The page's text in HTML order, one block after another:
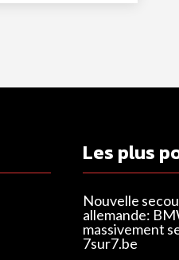
Les plus
Nouvelle
allemande:
massivement
7sur7.be